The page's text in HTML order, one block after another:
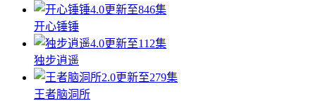
4.0更新至846集
开心锤锤
4.0更新至112集
独步逍遥
2.0更新至279集
王者脑洞所